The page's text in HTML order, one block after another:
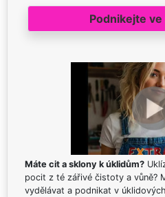
Podnikejte
Máte cit a sklony k úklidům?
pocit z té zářivé čistoty a vůně?
vydělávat a podnikat v